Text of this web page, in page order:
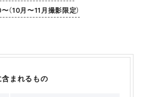
10月〜11月撮影限定）
含まれるもの